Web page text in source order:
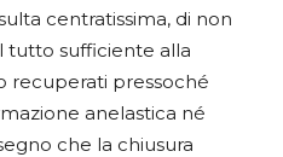
centratissima, di non
tutto sufficiente alla
recuperati pressoché
anelastica né
che la chiusura